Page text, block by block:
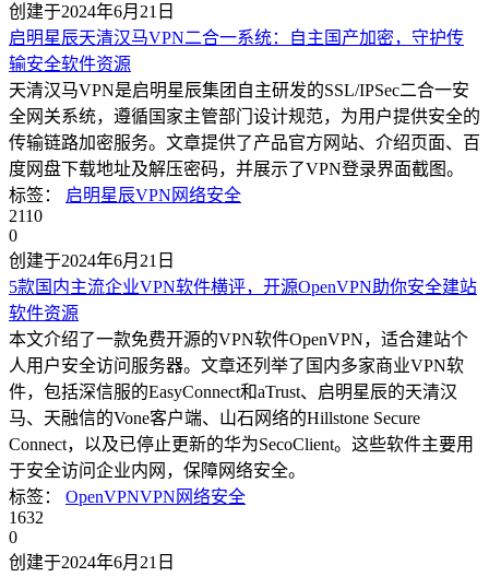
创建于2024年6月21日
启明星辰天清汉马VPN二合一系统：自主国产加密，守护传
输安全软件资源
天清汉马VPN是启明星辰集团自主研发的SSL/IPSec二合一安
全网关系统，遵循国家主管部门设计规范，为用户提供安全的
传输链路加密服务。文章提供了产品官方网站、介绍页面、百
度网盘下载地址及解压密码，并展示了VPN登录界面截图。
标签： 启明星辰VPN 网络安全
2110
0
创建于2024年6月21日
5款国内主流企业VPN软件横评，开源OpenVPN助你安全建站
软件资源
本文介绍了一款免费开源的VPN软件OpenVPN，适合建站个
人用户安全访问服务器。文章还列举了国内多家商业VPN软
件，包括深信服的EasyConnect和aTrust、启明星辰的天清汉
马、天融信的Vone客户端、山石网络的Hillstone Secure
Connect，以及已停止更新的华为SecoClient。这些软件主要用
于安全访问企业内网，保障网络安全。
标签： OpenVPNVPN 网络安全
1632
0
创建于2024年6月21日